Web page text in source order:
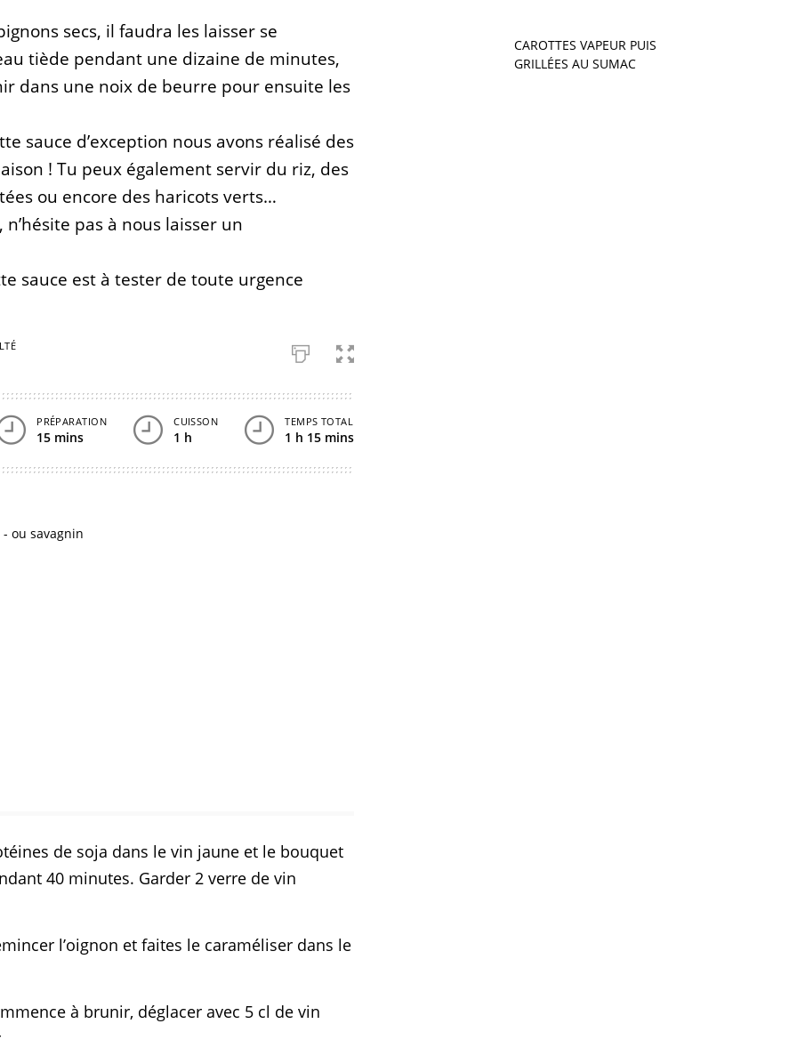
secs, il faudra les laisser se
tiède pendant une dizaine de minutes,
dans une noix de beurre pour ensuite les
sauce d’exception nous avons réalisé des
! Tu peux également servir du riz, des
ou encore des haricots verts…
pas à nous laisser un
sauce est à tester de toute urgence
PRÉPARATION
15 mins
CUISSON
1 h
TEMPS TOTAL
1 h 15 mins
ou savagnin
de soja dans le vin jaune et le bouquet
40 minutes. Garder 2 verre de vin
l’oignon et faites le caraméliser dans le
à brunir, déglacer avec 5 cl de vin
CAROTTES VAPEUR PUIS
GRILLÉES AU SUMAC